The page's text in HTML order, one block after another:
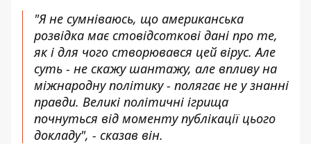
"Я не сумніваюсь, що американська
розвідка має стовідсоткові дані про те,
як і для чого створювався цей вірус. Але
суть - не скажу шантажу, але впливу на
міжнародну політику - полягає не у знанні
правди. Великі політичні ігрища
почнуться від моменту публікації цього
докладу", - сказав він.